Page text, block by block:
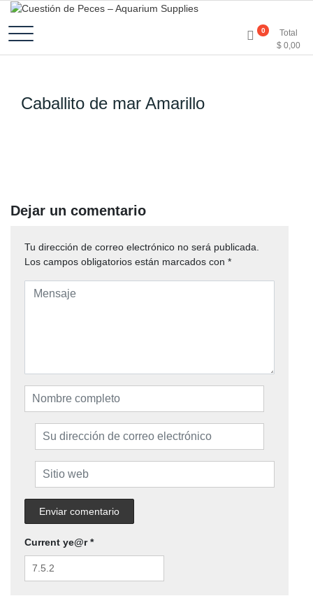
Cuestión de Peces –
Aquarium Supplies
0
Total
$ 0,00
Caballito de mar Amarillo
Dejar un comentario
Tu dirección de correo electrónico no será publicada.
Los campos obligatorios están marcados con *
Current ye@r*